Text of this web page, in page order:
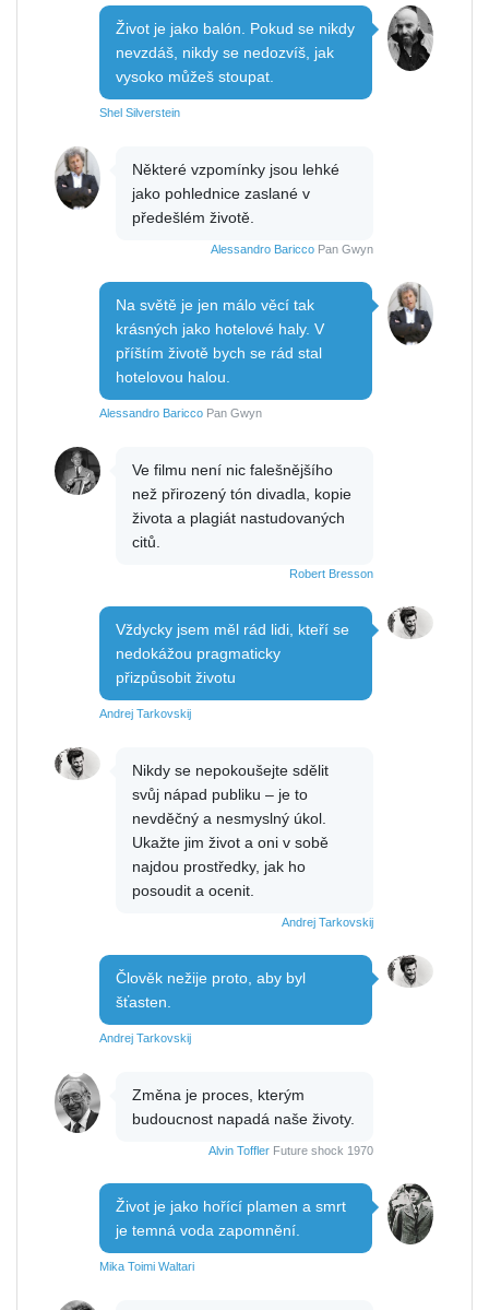
Život je jako balón. Pokud se nikdy
nevzdáš, nikdy se nedozvíš, jak
vysoko můžeš stoupat.
Shel Silverstein
Některé vzpomínky jsou lehké
jako pohlednice zaslané v
předešlém životě.
Alessandro Baricco Pan Gwyn
Na světě je jen málo věcí tak
krásných jako hotelové haly. V
příštím životě bych se rád stal
hotelovou halou.
Alessandro Baricco Pan Gwyn
Ve filmu není nic falešnějšího
než přirozený tón divadla, kopie
života a plagiát nastudovaných
citů.
Robert Bresson
Vždycky jsem měl rád lidi, kteří se
nedokážou pragmaticky
přizpůsobit životu
Andrej Tarkovskij
Nikdy se nepokoušejte sdělit
svůj nápad publiku – je to
nevděčný a nesmyslný úkol.
Ukažte jim život a oni v sobě
najdou prostředky, jak ho
posoudit a ocenit.
Andrej Tarkovskij
Člověk nežije proto, aby byl
šťasten.
Andrej Tarkovskij
Změna je proces, kterým
budoucnost napadá naše životy.
Alvin Toffler Future shock 1970
Život je jako hořící plamen a smrt
je temná voda zapomnění.
Mika Toimi Waltari